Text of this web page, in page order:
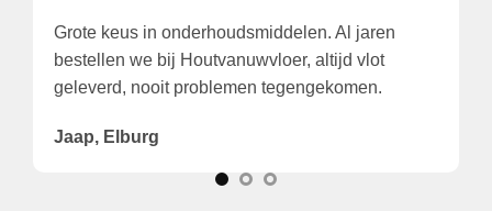
Wegens tijdgebrek gekozen het aan huis te laten
leveren. Dat was verrassend snel en zeer correct!
Prima!
Theo, de Wilp